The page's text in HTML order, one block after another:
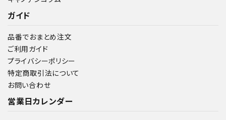
ガイド
品番でおまとめ注文
ご利用ガイド
プライバシーポリシー
特定商取引法について
お問い合わせ
営業日カレンダー